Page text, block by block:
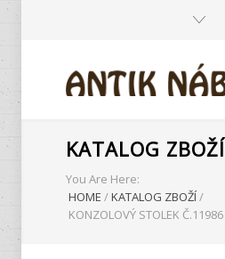
KATALOG ZBOŽÍ
You Are Here:
HOME /KATALOG ZBOŽÍ/
KONZOLOVÝ STOLEK Č.11986